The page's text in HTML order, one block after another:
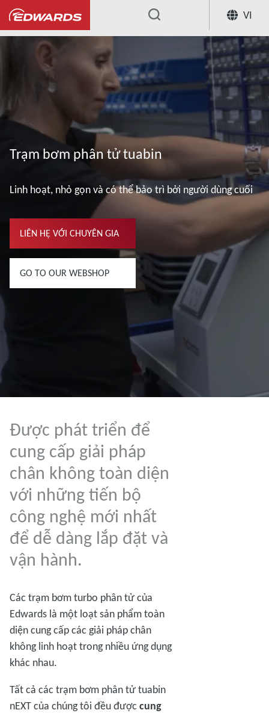
VI
...
Trạm bơm phân tử tuabin
Linh hoạt, nhỏ gọn và có thể bảo trì bởi người dùng cuối
LIÊN HỆ VỚI CHUYÊN GIA
GO TO OUR WEBSHOP
Được phát triển để
cung cấp giải pháp
chân không toàn diện
với những tiến bộ
công nghệ mới nhất
để dễ dàng lắp đặt và
vận hành.
Các trạm bơm turbo phân tử của
Edwards là một loạt sản phẩm toàn
diện cung cấp các giải pháp chân
không linh hoạt trong nhiều ứng dụng
khác nhau.
Tất cả các trạm bơm phân tử tuabin
nEXT của chúng tôi đều được cung